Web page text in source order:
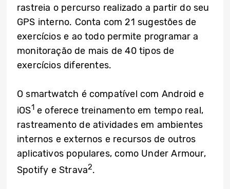
rastreia o percurso realizado a partir do seu
GPS interno. Conta com 21 sugestões de
exercícios e ao todo permite programar a
monitoração de mais de 40 tipos de
exercícios diferentes.
O smartwatch é compatível com Android e
iOS1e oferece treinamento em tempo real,
rastreamento de atividades em ambientes
internos e externos e recursos de outros
aplicativos populares, como Under Armour,
Spotify e Strava2.